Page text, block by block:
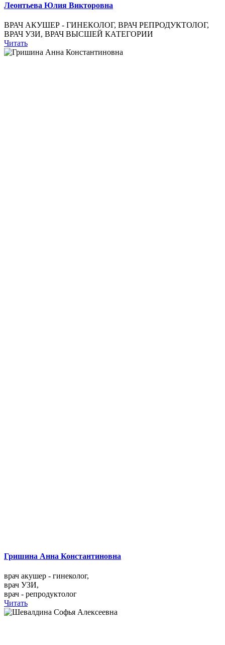
Леонтьева Юлия Викторовна
ВРАЧ АКУШЕР - ГИНЕКОЛОГ, ВРАЧ РЕПРОДУКТОЛОГ,
ВРАЧ УЗИ, ВРАЧ ВЫСШЕЙ КАТЕГОРИИ
Читать
Гришина Анна Константиновна
врач акушер - гинеколог,
врач УЗИ,
врач - репродуктолог
Читать